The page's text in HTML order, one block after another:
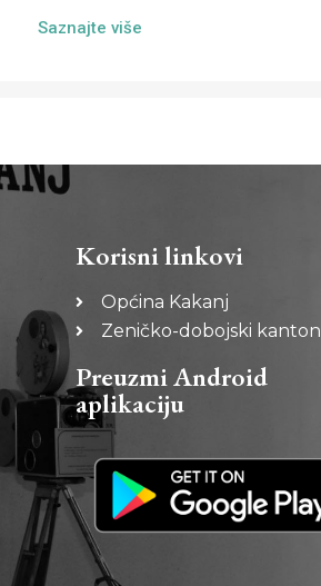
Saznajte više
Korisni linkovi
Općina Kakanj
Zeničko-dobojski kanton
Preuzmi Android
aplikaciju